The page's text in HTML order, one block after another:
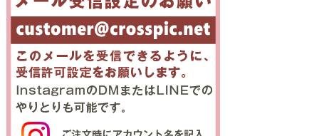
カーステッカーの貼りかた
フォトパネルの貼りかた
商品一覧
選んでつくるシリーズ